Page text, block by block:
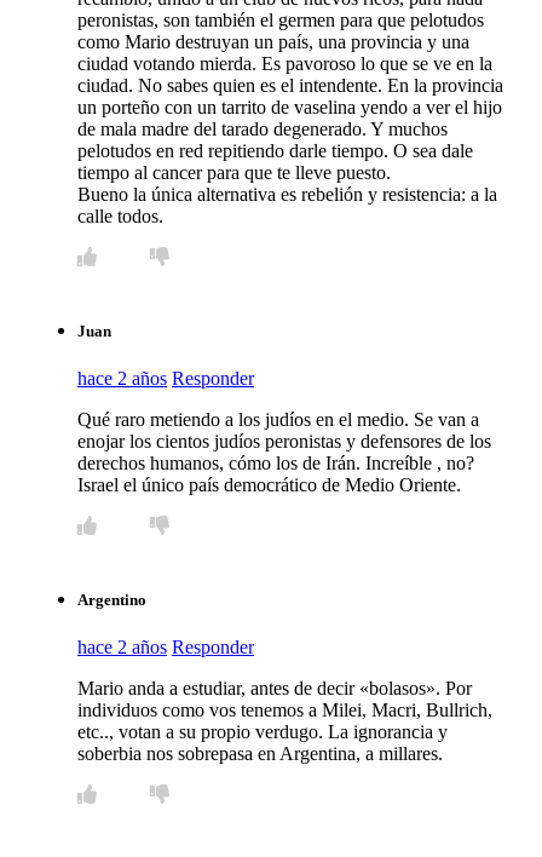
peronistas, son también el germen para que pelotudos
como Mario destruyan un país, una provincia y una
ciudad votando mierda. Es pavoroso lo que se ve en la
ciudad. No sabes quien es el intendente. En la provincia
un porteño con un tarrito de vaselina yendo a ver el hijo
de mala madre del tarado degenerado. Y muchos
pelotudos en red repitiendo darle tiempo. O sea dale
tiempo al cancer para que te lleve puesto.
Bueno la única alternativa es rebelión y resistencia: a la
calle todos.
Juan
hace 2 años Responder
Qué raro metiendo a los judíos en el medio. Se van a
enojar los cientos judíos peronistas y defensores de los
derechos humanos, cómo los de Irán. Increíble , no?
Israel el único país democrático de Medio Oriente.
Argentino
hace 2 años Responder
Mario anda a estudiar, antes de decir «bolasos». Por
individuos como vos tenemos a Milei, Macri, Bullrich,
etc.., votan a su propio verdugo. La ignorancia y
soberbia nos sobrepasa en Argentina, a millares.